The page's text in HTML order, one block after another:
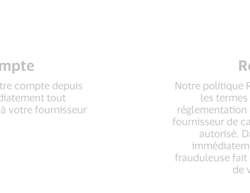
compte depuis
tout
votre fournisseur
Notre politique
les
réglementation
fournisseur de
autorisé.
frauduleuse fait
de